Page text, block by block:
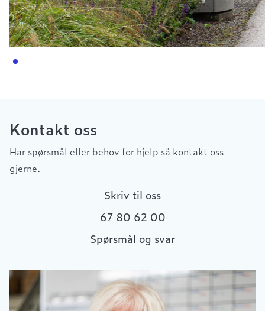
Kontakt oss
Har spørsmål eller behov for hjelp så kontakt oss
gjerne.
Skriv til oss
67 80 62 00
Spørsmål og svar